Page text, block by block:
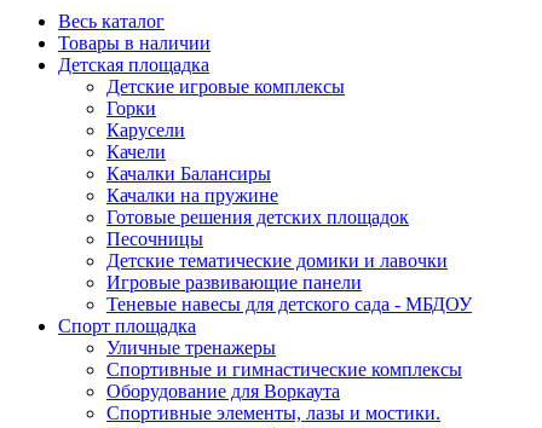
Весь каталог
Товары в наличии
Детская площадка
Детские игровые комплексы
Горки
Карусели
Качели
Качалки Балансиры
Качалки на пружине
Готовые решения детских площадок
Песочницы
Детские тематические домики и лавочки
Игровые развивающие панели
Теневые навесы для детского сада - МБДОУ
Спорт площадка
Уличные тренажеры
Спортивные и гимнастические комплексы
Оборудование для Воркаута
Спортивные элементы, лазы и мостики.